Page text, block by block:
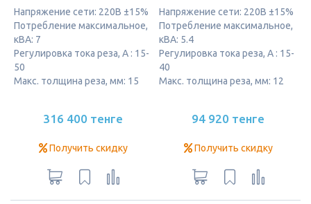
Напряжение сети: 220В ±15%
Потребление максимальное,
кВА: 7
Регулировка тока реза, А : 15-
50
Макс. толщина реза, мм: 15
316 400 тенге
Получить скидку
Напряжение сети: 220В ±15%
Потребление максимальное,
кВА: 5.4
Регулировка тока реза, А : 15-
40
Макс. толщина реза, мм: 12
94 920 тенге
Получить скидку